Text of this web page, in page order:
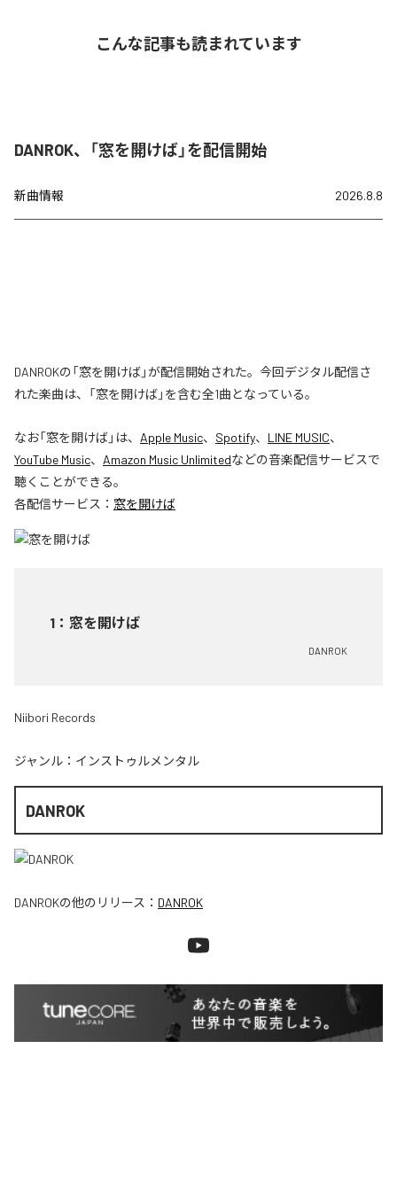
こんな記事も読まれています
DANROK、「窓を開けば」を配信開始
新曲情報 2026.8.8
DANROKの「窓を開けば」が配信開始された。今回デジタル配信さ
れた楽曲は、「窓を開けば」を含む全1曲となっている。
なお「窓を開けば」は、 Apple Music、 Spotify、 LINE MUSIC、
YouTube Music、 Amazon Music Unlimitedなどの音楽配信サービスで
聴くことができる。
各配信サービス： 窓を開けば
1 ： 窓を開けば
DANROK
Niibori Records
ジャンル： インストゥルメンタル
DANROK
DANROKの他のリリース： DANROK